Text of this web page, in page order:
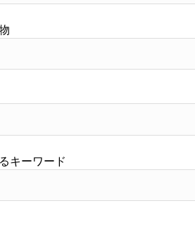
キーワード